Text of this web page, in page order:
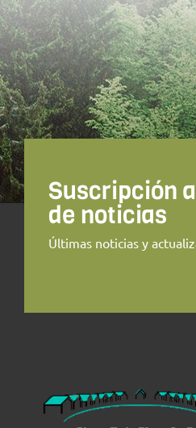
Suscripción
de noticias
Últimas noticias y